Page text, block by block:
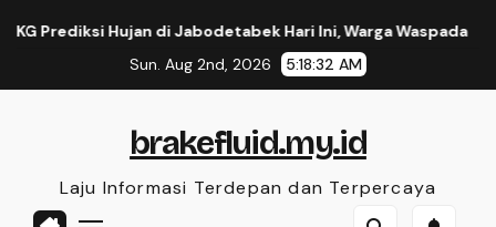
Hujan di Jabodetabek Hari Ini, Warga Waspada
Sun. Aug 2nd, 2026
5:18:33 AM
brakefluid.my.id
Laju Informasi Terdepan dan Terpercaya